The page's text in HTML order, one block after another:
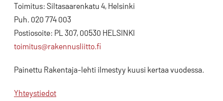
Toimitus: Siltasaarenkatu 4, Helsinki
Puh. 020 774 003
Postiosoite: PL 307, 00530 HELSINKI
toimitus@rakennusliitto.fi
Painettu Rakentaja-lehti ilmestyy kuusi kertaa vuodessa.
Yhteystiedot